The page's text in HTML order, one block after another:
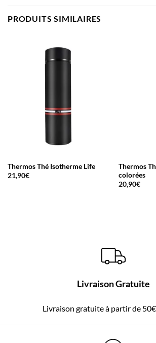
PRODUITS SIMILAIRES
Thermos Thé Isotherme Life
21,90€
Thermos
colorées
20,90€
Livraison Gratuite
Livraison gratuite à partir de